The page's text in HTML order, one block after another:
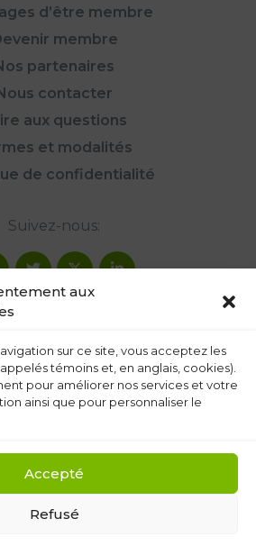
aux
sur ce site, vous acceptez les
témoins et, en anglais, cookies).
pour améliorer nos services et votre
ainsi que pour personnaliser le
Accepté
Refusé
d’être membre
membre
partenaires
contacter
aux questions
et modalités
de confidentialité
Suivez-nous: